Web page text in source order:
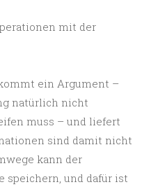
mit der
ein Argument –
natürlich nicht
muss – und liefert
sind damit nicht
kann der
speichern, und dafür ist